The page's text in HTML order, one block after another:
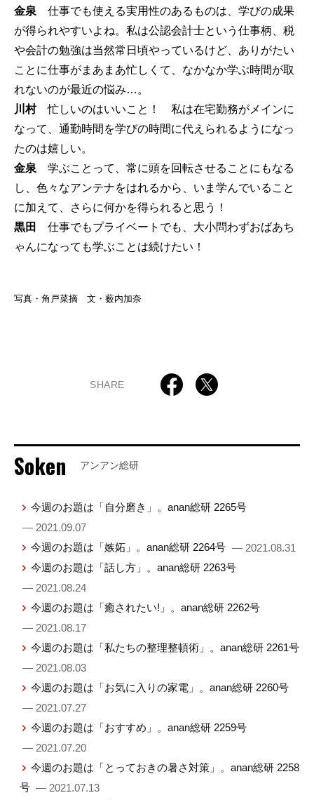
金泉 仕事でも使える実用性のあるものは、学びの成果
が得られやすいよね。私は公認会計士という仕事柄、税
や会計の勉強は当然常日頃やっているけど、ありがたい
ことに仕事がまあまあ忙しくて、なかなか学ぶ時間が取
れないのが最近の悩み…。
川村忙しいのはいいこと！ 私は在宅勤務がメインに
なって、通勤時間を学びの時間に代えられるようになっ
たのは嬉しい。
金泉 学ぶことって、常に頭を回転させることにもなる
し、色々なアンテナをはれるから、いま学んでいること
に加えて、さらに何かを得られると思う！
黒田 仕事でもプライベートでも、大小問わずおばあち
ゃんになっても学ぶことは続けたい！
写真・角戸菜摘 文・薮内加奈
SHARE
Soken アンアン総研
今週のお題は「自分磨き」。anan総研 2265号
— 2021.09.07
今週のお題は「嫉妬」。anan総研 2264号 — 2021.08.31
今週のお題は「話し方」。anan総研 2263号
— 2021.08.24
今週のお題は「癒されたい!」。anan総研 2262号
— 2021.08.17
今週のお題は「私たちの整理整頓術」。anan総研 2261号
— 2021.08.03
今週のお題は「お気に入りの家電」。anan総研 2260号
— 2021.07.27
今週のお題は「おすすめ」。anan総研 2259号
— 2021.07.20
今週のお題は「とっておきの暑さ対策」。anan総研 2258
号 — 2021.07.13